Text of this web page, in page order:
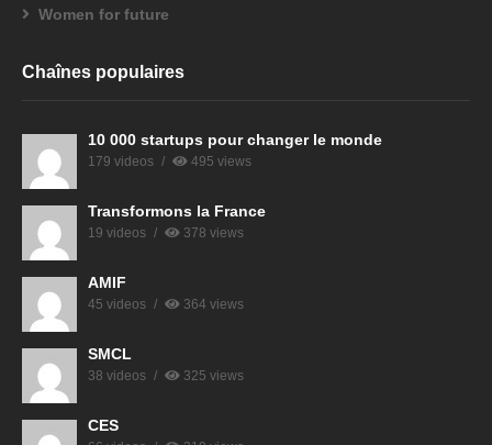
Women for future
Chaînes populaires
10 000 startups pour changer le monde
179 videos 495 views
Transformons la France
19 videos 378 views
AMIF
45 videos 364 views
SMCL
38 videos 325 views
CES